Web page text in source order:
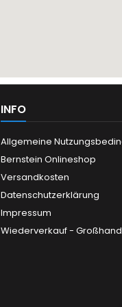
INFO
Allgemeine
Bernstein Onlineshop
Versandkosten
Datenschutzerklärung
Impressum
Wiederverkauf -